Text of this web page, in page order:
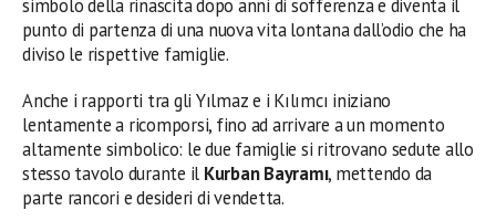
simbolo della rinascita dopo anni di sofferenza e diventa il
punto di partenza di una nuova vita lontana dall’odio che ha
diviso le rispettive famiglie.
Anche i rapporti tra gli Yılmaz e i Kılımcı iniziano
lentamente a ricomporsi, fino ad arrivare a un momento
altamente simbolico: le due famiglie si ritrovano sedute allo
stesso tavolo durante il Kurban Bayramı, mettendo da
parte rancori e desideri di vendetta.